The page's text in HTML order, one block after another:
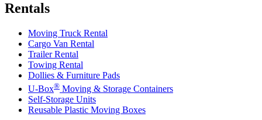
Rentals
Moving Truck Rental
Cargo Van Rental
Trailer Rental
Towing Rental
Dollies & Furniture Pads
U-Box® Moving & Storage Containers
Self-Storage Units
Reusable Plastic Moving Boxes